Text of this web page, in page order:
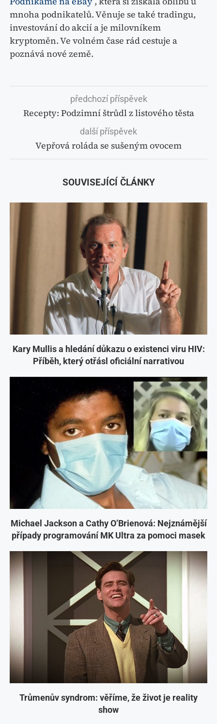
předchozí příspěvek
Recepty: Podzimní štrůdl z listového těsta
Vepřová roláda se sušeným ovocem
Kary Mullis a hledání důkazu o existenci viru HIV:
Příběh, který otřásl oficiální narrativou
Michael Jackson a Cathy O’Brienová: Nejznámější
případy programování MK Ultra za pomoci masek
Trůmenův syndrom: věříme, že život je reality
show